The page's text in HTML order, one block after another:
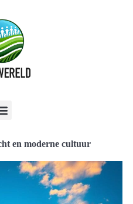
en moderne cultuur